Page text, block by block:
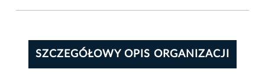
SZCZEGÓŁOWY OPIS ORGANIZACJI